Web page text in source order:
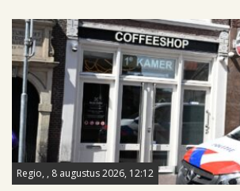
Regio, , 8 augustus 2026, 12:12